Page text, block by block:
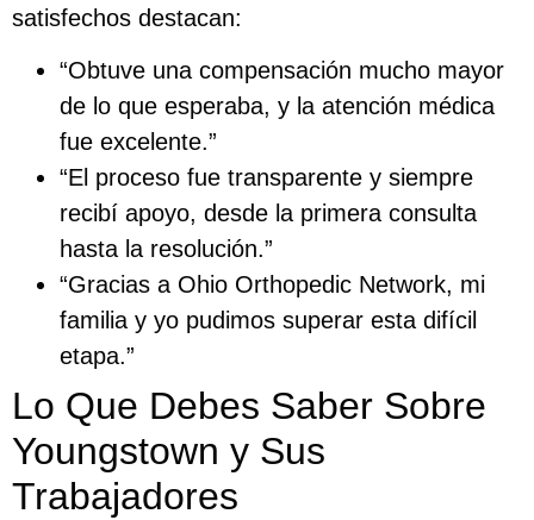
satisfechos destacan:
“Obtuve una compensación mucho mayor
de lo que esperaba, y la atención médica
fue excelente.”
“El proceso fue transparente y siempre
recibí apoyo, desde la primera consulta
hasta la resolución.”
“Gracias a Ohio Orthopedic Network, mi
familia y yo pudimos superar esta difícil
etapa.”
Lo Que Debes Saber Sobre
Youngstown y Sus
Trabajadores